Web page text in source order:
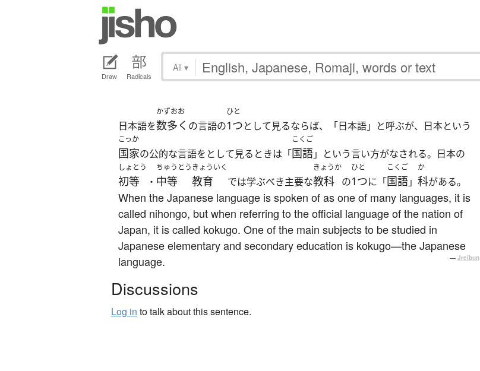
Draw Radicals
All ▾
日本語を
かずおお
数多く の言語の
ひと
1つとして見るならば、「日本語」と呼ぶが、日本という
こっか
国家の公的な言語をとして見るときは「
こくご
国語」という言い方がなされる。日本の
しょとう
初等 ・
ちゅうとう
中等
きょういく
教育 では学ぶべき主要な
きょうか
教科 の
ひと
1つに「
こくご
国語」
か
科がある。
When the Japanese language is spoken of as one of many languages, it is
called nihongo, but when referring to the official language of the nation of
Japan, it is called kokugo. One of the main subjects to be studied in
Japanese elementary and secondary education is kokugo—the Japanese
language.
— Jreibun
Discussions
Log in to talk about this sentence.